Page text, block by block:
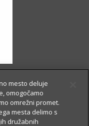
mesto deluje
omogočamo
omrežni promet.
mesta delimo s
družabnih